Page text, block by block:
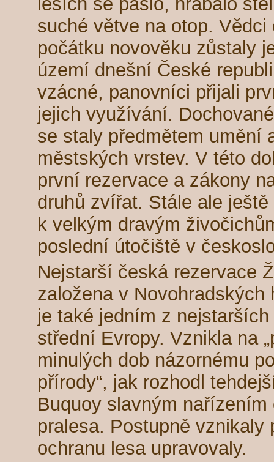
suché větve na otop.
počátku novověku zůstaly
území dnešní České
vzácné, panovníci přijali
jejich využívání.
se staly předmětem umění
městských vrstev. V této
první rezervace a zákony
druhů zvířat. Stále ale
k velkým dravým
poslední útočiště v
Nejstarší česká rezervace
založena v Novohradských
je také jedním z
střední Evropy. Vznikla na
minulých dob názornému
přírody“, jak rozhodl
Buquoy slavným
pralesa. Postupně vznikaly
ochranu lesa upravovaly.